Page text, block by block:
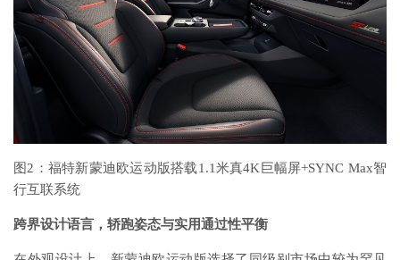
图2：福特新蒙迪欧运动版搭载1.1米真4K巨幅屏+SYNC Max智
行互联系统
跨界设计语言 ， 轿跑姿态与实用通过性平衡